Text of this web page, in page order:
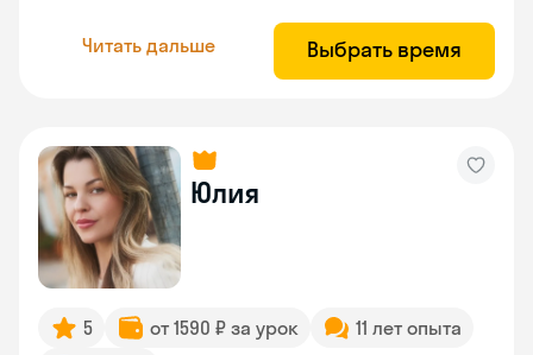
Читать дальше Выбрать время
Юлия
5 от 1590 ₽ за урок
11 лет опыта